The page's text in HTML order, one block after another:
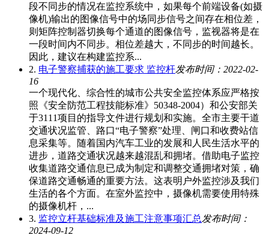
段不同步的情况在监控系统中，如果每个前端设备(如摄
像机)输出的图像信号中的场同步信号之间存在相位差，
则矩阵控制器切换每个通道的图像信号，监视器将是在
一段时间内不同步。相位差越大，不同步的时间越长。
因此，建议在构建监控系...
2. 电子警察捕获的施工要求 监控杆发布时间：2022-02-
16
一个现代化、综合性的城市公共安全监控体系应严格按
照《安全防范工程技能标准》50348-2004）和公安部关
于3111项目的指导文件进行规划和实施。全市主要干道
交通状况监管、路口“电子警察”处理、闸口和收费站信
息采集等。随着国内汽车工业的发展和人民生活水平的
进步，道路交通状况越来越混乱和拥堵。借助电子监控
收集道路交通信息已成为制定和调整交通拥堵对策，确
保道路交通畅通的重要方法。这表明户外监控涉及我们
生活的各个方面。在室外监控中，摄像机需要使用特殊
的摄像机杆，...
3. 监控立杆基础标准及施工注意事项汇总发布时间：
2024-09-12